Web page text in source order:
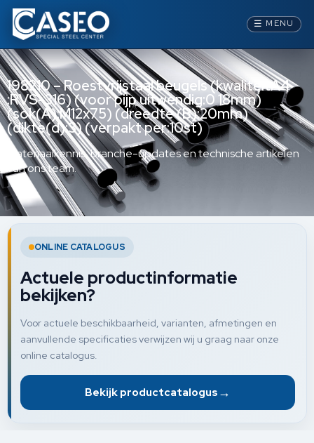
☰ MENU
198210 – Roestvrijstaal beugels (kwaliteitA4
:RVS-316) (voor pijp uitwendig:0 18mm)
(sok(A):M12x75) (dreedte (B):20mm)
(dikte(d):3) (verpakt per:10st)
Materiaalkennis, branche-updates en technische artikelen
van ons team.
ONLINE CATALOGUS
Actuele productinformatie
bekijken?
Voor actuele beschikbaarheid, varianten, afmetingen en
aanvullende specificaties verwijzen wij u graag naar onze
online catalogus.
Bekijk productcatalogus →